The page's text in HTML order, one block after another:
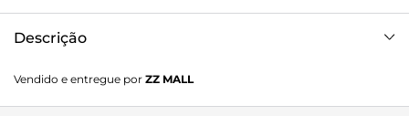
Descrição
bloco, na cor preta. O modelo traz cabedal em tela
transparente, com recorte arredondado sobre o peito de pé,
Vendido e entregue por ZZ MALL